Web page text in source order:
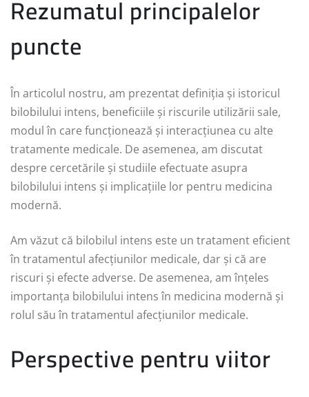
Rezumatul principalelor
puncte
În articolul nostru, am prezentat definiția și istoricul
bilobilului intens, beneficiile și riscurile utilizării sale,
modul în care funcționează și interacțiunea cu alte
tratamente medicale. De asemenea, am discutat
despre cercetările și studiile efectuate asupra
bilobilului intens și implicațiile lor pentru medicina
modernă.
Am văzut că bilobilul intens este un tratament eficient
în tratamentul afecțiunilor medicale, dar și că are
riscuri și efecte adverse. De asemenea, am înțeles
importanța bilobilului intens în medicina modernă și
rolul său în tratamentul afecțiunilor medicale.
Perspective pentru viitor